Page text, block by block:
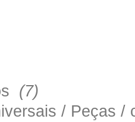
(7)
/ Peças